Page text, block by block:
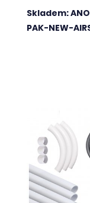
Skladem: ANO
PAK-NEW-